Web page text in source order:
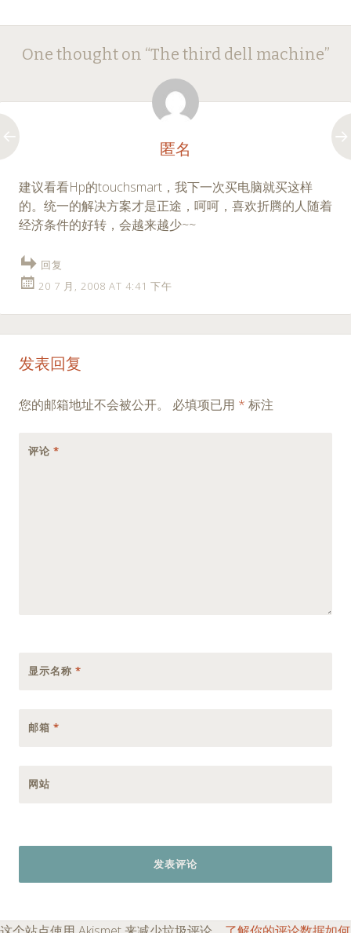
Post
navigation
One thought on “The third dell machine”
匿名
建议看看Hp的touchsmart，我下一次买电脑就买这样
的。统一的解决方案才是正途，呵呵，喜欢折腾的人随着
经济条件的好转，会越来越少~~
回复
20 7 月, 2008 AT 4:41 下午
发表回复
您的邮箱地址不会被公开。 必填项已用 * 标注
评论 *
显示名称 *
邮箱 *
网站